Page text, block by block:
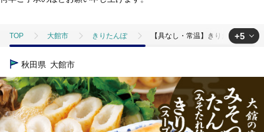
TOP 大館市 きりたんぽ 【具なし・常温】きりたんぽ・
TOP
TOP 加工食品 【具なし・常温】きりたんぽ・みそつけたんぽ 4
TOP 加工食品 鍋 【具なし・常温】きりたんぽ・みそつ
TOP 加工食品 鍋 ほかの鍋 【具なし・常温】きり
+5
秋田県 大館市